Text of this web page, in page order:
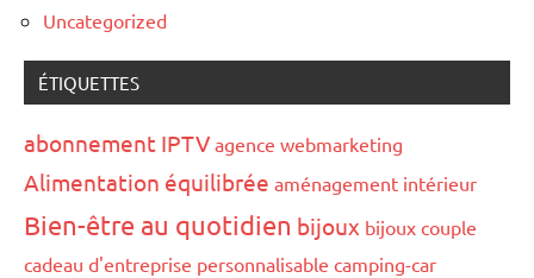
Uncategorized
ÉTIQUETTES
abonnement IPTV agence webmarketing
Alimentation équilibrée aménagement intérieur
Bien-être au quotidien bijoux bijoux couple
cadeau d'entreprise personnalisable camping-car